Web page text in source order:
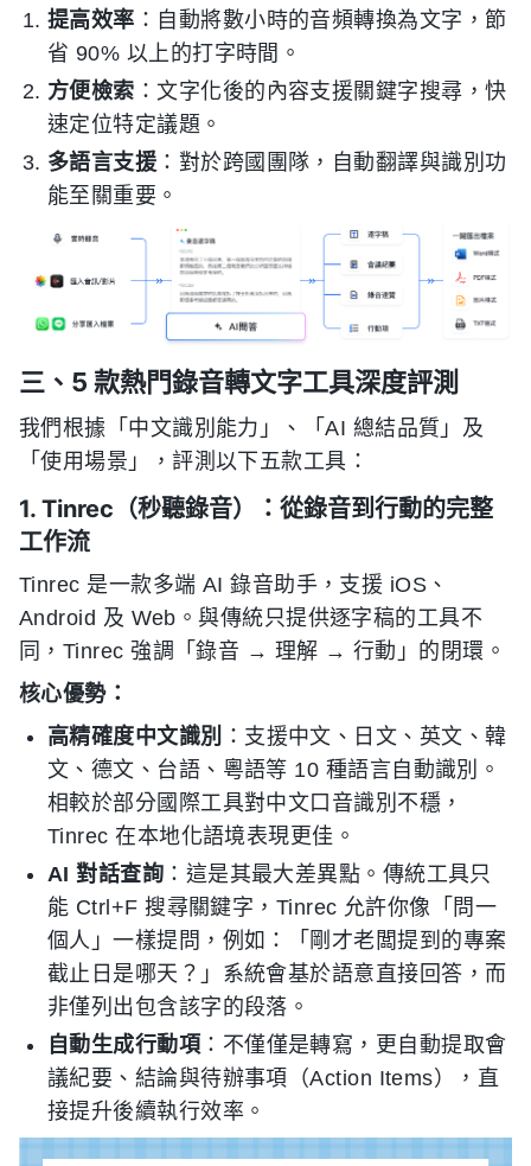
提高效率 ：自動將數小時的音頻轉換為文字，節
省 90% 以上的打字時間。
方便檢索 ：文字化後的內容支援關鍵字搜尋，快
速定位特定議題。
多語言支援 ：對於跨國團隊，自動翻譯與識別功
能至關重要。
三、5 款熱門錄音轉文字工具深度評測
我們根據「中文識別能力」、「AI 總結品質」及
「使用場景」，評測以下五款工具：
1. Tinrec（秒聽錄音）：從錄音到行動的完整
工作流
Tinrec 是一款多端 AI 錄音助手，支援 iOS、
Android 及 Web。與傳統只提供逐字稿的工具不
同，Tinrec 強調「錄音 → 理解 → 行動」的閉環。
核心優勢：
高精確度中文識別
：支援中文、日文、英文、韓
文、德文、台語、粵語等 10 種語言自動識別。
相較於部分國際工具對中文口音識別不穩，
Tinrec 在本地化語境表現更佳。
AI 對話查詢 ：這是其最大差異點。傳統工具只
能 Ctrl+F 搜尋關鍵字，Tinrec 允許你像「問一
個人」一樣提問，例如：「剛才老闆提到的專案
截止日是哪天？」系統會基於語意直接回答，而
非僅列出包含該字的段落。
自動生成行動項 ：不僅僅是轉寫，更自動提取會
議紀要、結論與待辦事項（Action Items），直
接提升後續執行效率。